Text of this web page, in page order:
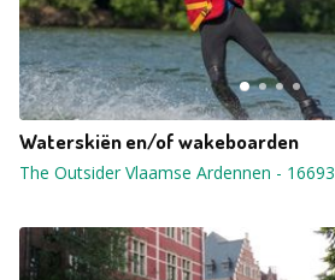
Waterskiën en/of wakeboarden
The Outsider Vlaamse Ardennen - 16693